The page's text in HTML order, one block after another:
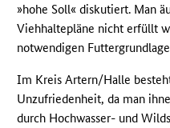
»hohe Soll« diskutiert. Man
Viehhaltepläne nicht erfüllt
notwendigen
Im Kreis Artern/Halle
Unzufriedenheit, da man
durch Hochwasser- und